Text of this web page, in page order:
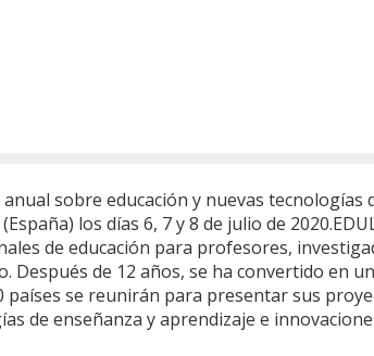
sobre educación y nuevas tecnologías
los días 6, 7 y 8 de julio de
de educación para profesores,
Después de 12 años, se ha convertido en
países se reunirán para presentar sus
de enseñanza y aprendizaje e